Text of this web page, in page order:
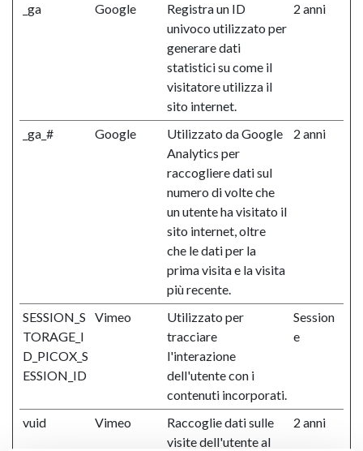
_ga
Google
Registra un ID
univoco utilizzato per
generare dati
statistici su come il
visitatore utilizza il
sito internet.
2 anni
_ga_# Google
Utilizzato da Google
Analytics per
raccogliere dati sul
numero di volte che
un utente ha visitato il
sito internet, oltre
che le dati per la
prima visita e la visita
più recente.
2 anni
SESSION_S
TORAGE_I
D_PICOX_S
ESSION_ID
Vimeo
Utilizzato per
tracciare
l'interazione
dell'utente con i
contenuti incorporati.
Session
e
vuid Vimeo
Raccoglie dati sulle
visite dell'utente al
2 anni